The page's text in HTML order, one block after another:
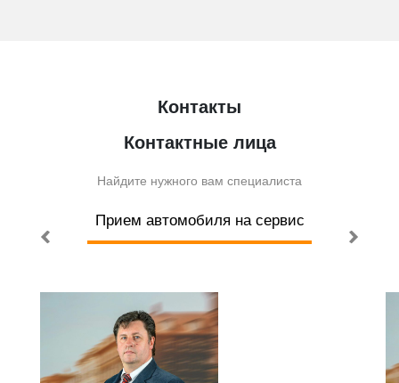
Контакты
Контактные лица
Найдите нужного вам специалиста
Прием автомобиля на сервис